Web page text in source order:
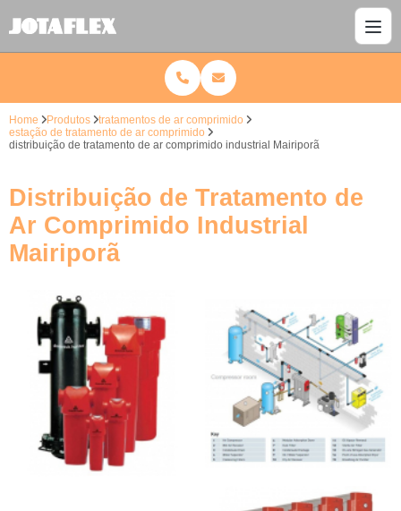
Home Produtos
tratamentos de ar comprimido
estação de tratamento de ar comprimido
distribuição de tratamento de ar comprimido industrial Mairiporã
Distribuição de Tratamento de
Ar Comprimido Industrial
Mairiporã